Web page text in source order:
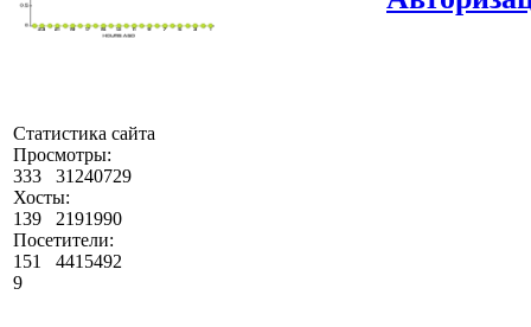
Статистика сайта
Просмотры:
333
31240729
Хосты:
139
2191990
Посетители:
151
4415492
9